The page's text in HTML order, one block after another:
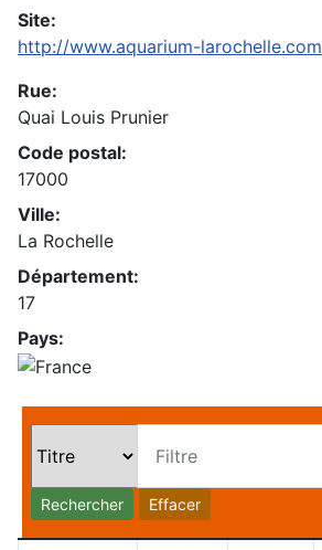
Site:
http://www.aquarium-larochelle.com
Rue:
Quai Louis Prunier
Code postal:
17000
Ville:
La Rochelle
Département:
17
Pays:
Filtre
Rechercher Effacer